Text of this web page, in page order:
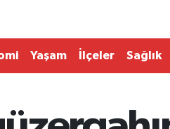
Yaşam İlçeler Sağlık